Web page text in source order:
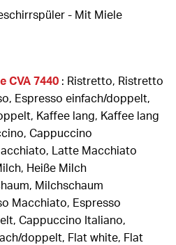
- Mit Miele
CVA 7440 : Ristretto, Ristretto
Espresso einfach/doppelt,
Kaffee lang, Kaffee lang
Cappuccino
Latte Macchiato
Heiße Milch
Milchschaum
Macchiato, Espresso
Cappuccino Italiano,
doppelt, Flat white, Flat